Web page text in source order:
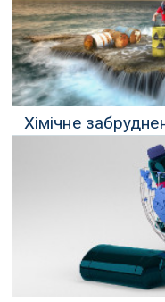
Хімічне
межу»,